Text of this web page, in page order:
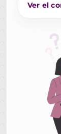
Ver el